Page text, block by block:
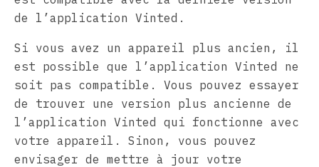
de l’application Vinted.
Si vous avez un appareil plus ancien, il
est possible que l’application Vinted ne
soit pas compatible. Vous pouvez essayer
de trouver une version plus ancienne de
l’application Vinted qui fonctionne avec
votre appareil. Sinon, vous pouvez
envisager de mettre à jour votre